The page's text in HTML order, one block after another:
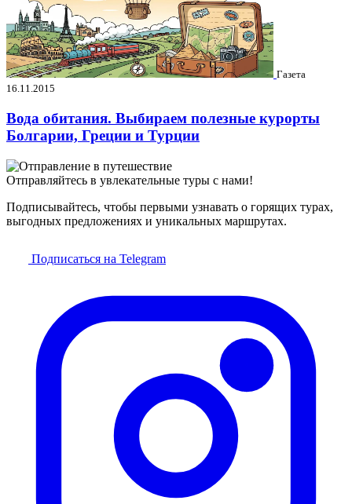
Газета
16.11.2015
Вода обитания. Выбираем полезные курорты
Болгарии, Греции и Турции
Отправляйтесь в увлекательные туры с нами!
Подписывайтесь, чтобы первыми узнавать о горящих турах,
выгодных предложениях и уникальных маршрутах.
Подписаться на Telegram